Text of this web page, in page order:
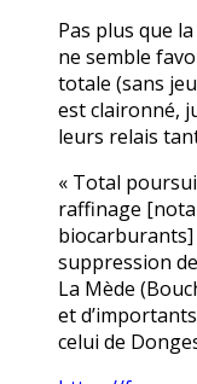
Pas plus que
ne semble
totale (sans
est claironné,
leurs relais
« Total
raffinage
biocarburants]
suppression
La Mède
et
celui de